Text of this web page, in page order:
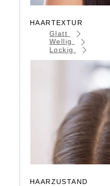
HAARTEXTUR
Glatt
Wellig
Lockig
HAARZUSTAND